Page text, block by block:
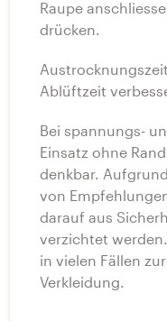
Raupe
drücken.
Ablüftzeit
Bei spannungs-
Einsatz ohne
denkbar.
von
darauf aus
verzichtet
in vielen Fällen
Verkleidung.